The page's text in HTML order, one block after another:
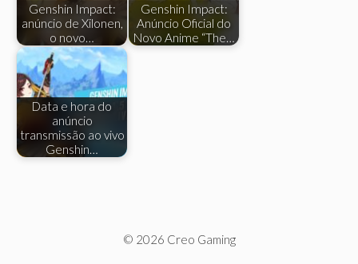
Genshin Impact:
anúncio de Xilonen,
o novo…
Genshin Impact:
Anúncio Oficial do
Novo Anime “The…
Data e hora do
anúncio
transmissão ao vivo
Genshin…
© 2026 Creo Gaming